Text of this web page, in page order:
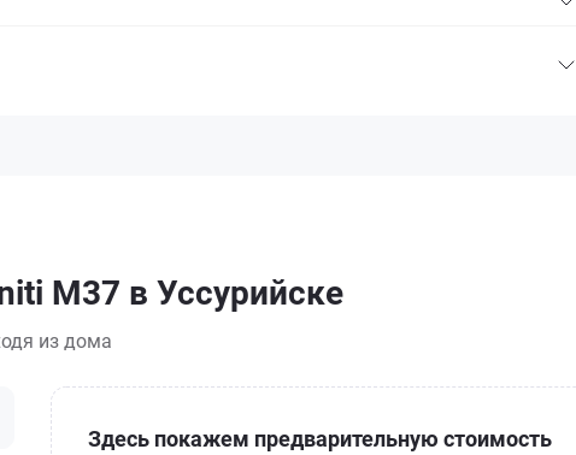
M37 в Уссурийске
из дома
Здесь покажем предварительную стоимость